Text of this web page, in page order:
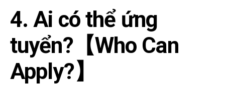
4. Ai có thể ứng
tuyển?【Who Can
Apply?】